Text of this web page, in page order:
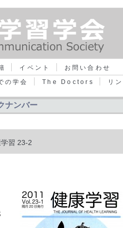
イベント
お問い合わせ
の学会 The Doctors リ
ナンバー
習 23-2